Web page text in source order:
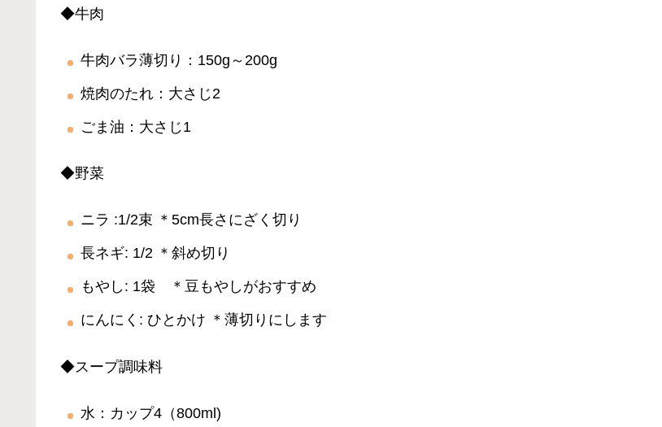
◆牛肉
牛肉バラ薄切り：150g～200g
焼肉のたれ：大さじ2
ごま油：大さじ1
◆野菜
ニラ :1/2束 ＊5cm長さにざく切り
長ネギ: 1/2 ＊斜め切り
もやし: 1袋 ＊豆もやしがおすすめ
にんにく: ひとかけ ＊薄切りにします
◆スープ調味料
水：カップ4（800ml)